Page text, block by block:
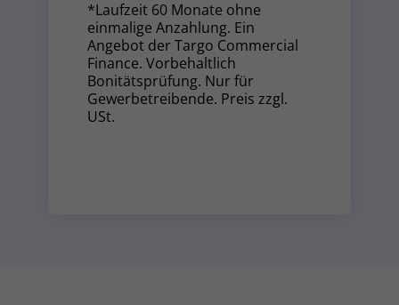
*Laufzeit 60 Monate ohne
einmalige Anzahlung. Ein
Angebot der Targo Commercial
Finance. Vorbehaltlich
Bonitätsprüfung. Nur für
Gewerbetreibende. Preis zzgl.
USt.